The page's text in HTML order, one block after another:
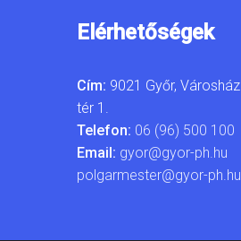
Elérhetőségek
Cím: 9021 Győr, Városház
tér 1.
Telefon: 06 (96) 500 100
Email: gyor@gyor-ph.hu
polgarmester@gyor-ph.hu